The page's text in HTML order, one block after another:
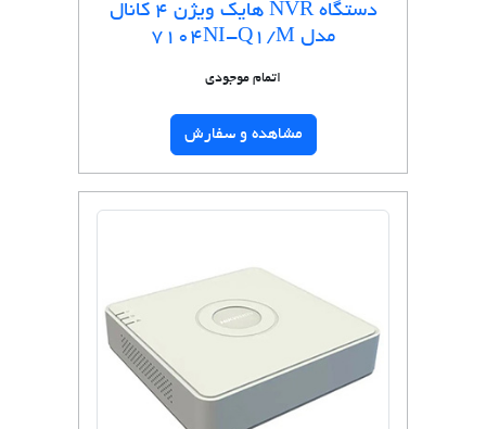
دستگاه NVR هایک ویژن 4 کانال
مدل 7104NI-Q1/M
اتمام موجودی
مشاهده و سفارش